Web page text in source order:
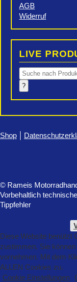
AGB
Widerruf
LIVE
Products
search
?
Shop
© Rameis
Vorbehaltlich
Tippfehler
Diese Website benützt
zustimmen, Sie
vornehmen. Mit dem
ALLEN Cookies zu.
Cookie Einstellungen